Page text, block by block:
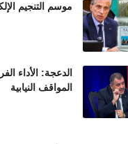
موسم التنجيم
الدعجة: الأداء
المواقف النيابية